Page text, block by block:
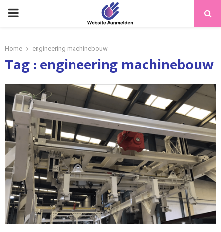
PRIMARY
Home engineering machinebouw
Tag : engineering machinebouw